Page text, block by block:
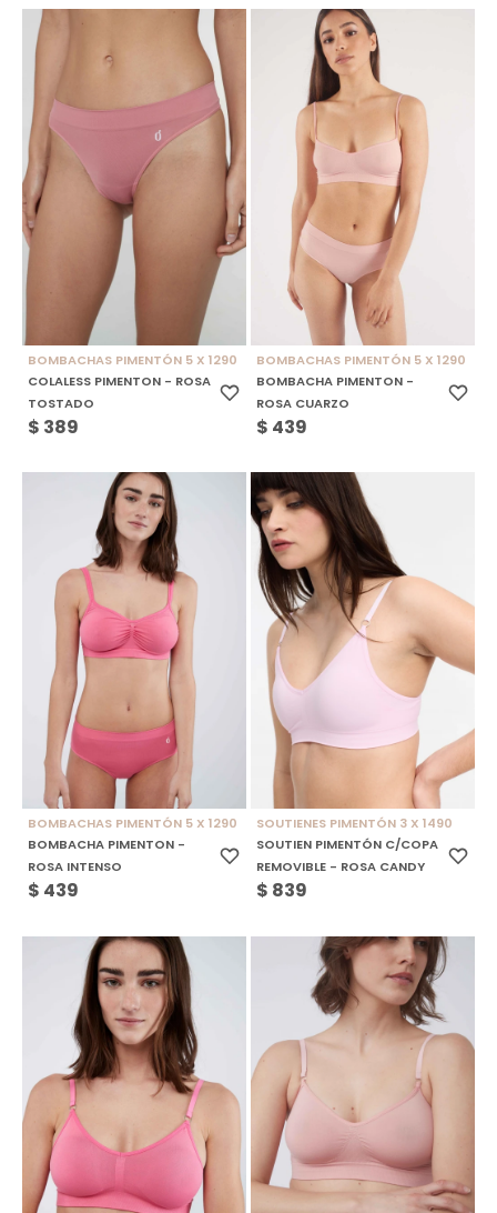
BOMBACHAS PIMENTÓN 5 X 1290
COLALESS PIMENTON - ROSA
TOSTADO
$ 389
BOMBACHAS PIMENTÓN 5 X 1290
BOMBACHA PIMENTON -
ROSA CUARZO
$ 439
BOMBACHAS PIMENTÓN 5 X 1290
BOMBACHA PIMENTON -
ROSA INTENSO
$ 439
SOUTIENES PIMENTÓN 3 X 1490
SOUTIEN PIMENTÓN C/COPA
REMOVIBLE - ROSA CANDY
$ 839